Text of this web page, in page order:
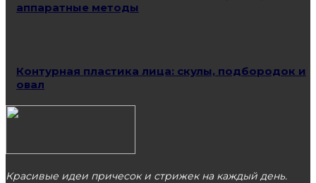
аппаратные методы
Контурная пластика лица: скулы, подбородок и
овал
Красивые идеи причесок и стрижек на каждый день.